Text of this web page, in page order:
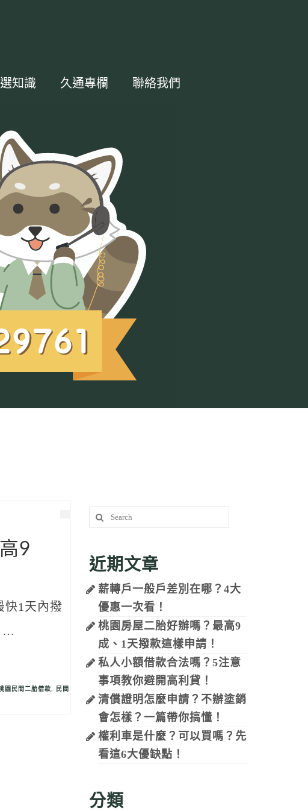
知識 久通專欄 聯絡我們
9
快1天內撥
…
園民間二胎借款,
民間
Search
for:
近期文章
薪轉戶一般戶差別在哪？4大
優惠一次看！
桃園房屋二胎好辦嗎？最高9
成、1天撥款這樣申請！
私人小額借款合法嗎？5注意
事項教你避開高利貸！
清償證明怎麼申請？不辦塗銷
會怎樣？一篇帶你搞懂！
權利車是什麼？可以買嗎？先
看這6大優缺點！
分類